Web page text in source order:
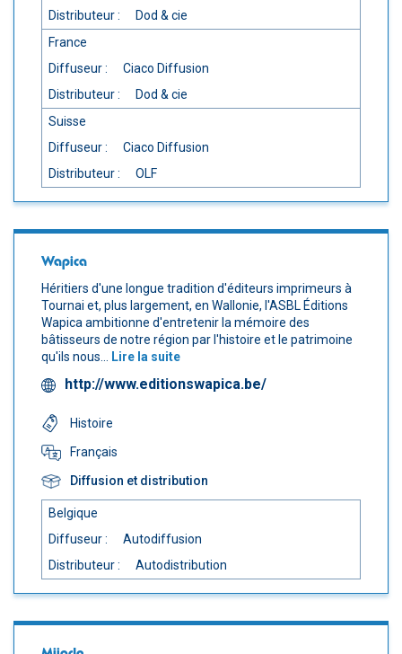
Distributeur :
Dod & cie
France
Diffuseur :
Ciaco Diffusion
Distributeur :
Dod & cie
Suisse
Diffuseur :
Ciaco Diffusion
Distributeur :
OLF
Wapica
Héritiers d'une longue tradition d'éditeurs imprimeurs à
Tournai et, plus largement, en Wallonie, l'ASBL Éditions
Wapica ambitionne d'entretenir la mémoire des
bâtisseurs de notre région par l'histoire et le patrimoine
qu'ils nous... Lire la suite
http://www.editionswapica.be/
Histoire
Français
Diffusion et distribution
Belgique
Diffuseur :
Autodiffusion
Distributeur :
Autodistribution